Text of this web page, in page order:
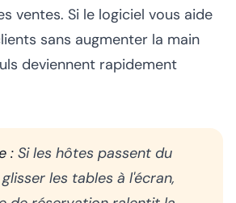
ventes. Si le logiciel vous aide
sans augmenter la main
deviennent rapidement
: Si les hôtes passent du
les tables à l'écran,